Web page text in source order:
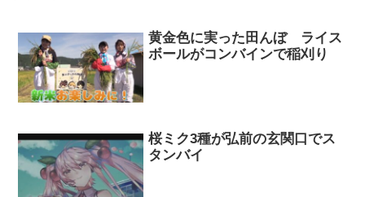
黄金色に実った田んぼ ライス
ボールがコンバインで稲刈り
桜ミク3種が弘前の玄関口でス
タンバイ